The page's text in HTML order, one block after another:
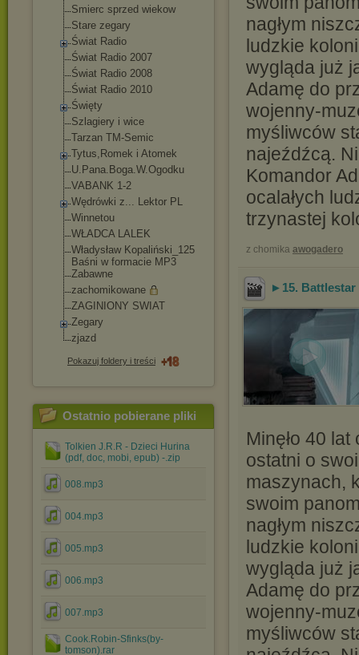
Smierc sprzed wiekow
Stare zegary
Świat Radio
Świat Radio 2007
Świat Radio 2008
Świat Radio 2010
Święty
Szlagiery i wice
Tarzan TM-Semic
Tytus,Romek i Atomek
U.Pana.Boga.W.Ogodku
VABANK 1-2
Wędrówki z... Lektor PL
Winnetou
WŁADCA LALEK
Władysław Kopaliński_125
Baśni w formacie MP3
Zabawne
zachomikowane
ZAGINIONY SWIAT
Zegary
zjazd
Pokazuj foldery i treści
Ostatnio pobierane pliki
Tolkien J.R.R - Dzieci Hurina
(pdf, doc, mobi, epub) -.zip
008.mp3
004.mp3
005.mp3
006.mp3
007.mp3
Cook.Robin-Sfinks(by-
tomson).rar
nagłym
ludzkie
wygląda już
Adamę do
wojenny-
myśliwców
najeźdźcą.
Komandor
ocalałych
trzynastej
z chomika awogadero
►15. Battlestar
Minęło 40
ostatni o
maszynach,
swoim
nagłym
ludzkie
wygląda już
Adamę do
wojenny-
myśliwców